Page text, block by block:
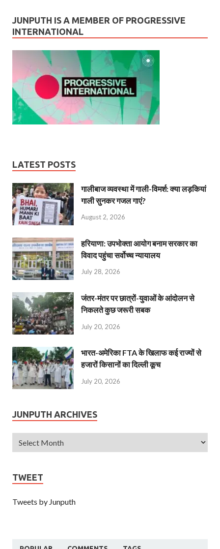
JUNPUTH IS A MEMBER OF PROGRESSIVE
INTERNATIONAL
LATEST POSTS
गालीबाज व्‍यवस्‍था में गाली-विमर्श: क्या लड़कियां
गाली सुनकर गजल गाएं?
August 2, 2026
हरियाणा: उपभोक्ता आयोग बनाम सरकार का
विवाद पहुंचा सर्वोच्च न्यायालय
July 28, 2026
जंतर-मंतर पर छात्रों-युवाओं के आंदोलन से
निकलते कुछ जरूरी सबक
July 20, 2026
भारत-अमेरिका FTA के खिलाफ कई राज्यों से
हजारों किसानों का दिल्ली कूच
July 20, 2026
JUNPUTH ARCHIVES
TWEET
Tweets by Junputh